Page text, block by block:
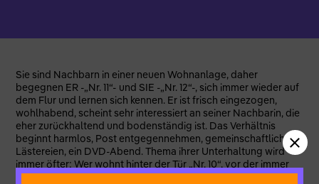
Sie sind Nachbarn in einer neuen Wohnanlage, daher
begegnen ER -„Nr. 11“- und SIE -„Nr. 12“-, sich immer wieder auf
dem Flur und lernen sich kennen. Er ist frisch eingezogen,
wohlhabend, scheint sehr interessiert an seiner Nachbarin, die
eher zurückhaltend und bodenständig ist. Das Verhältnis
beginnt harmlos, Post entgegennehmen, gemeinschaftliche
Lästereien, ein DVD-Abend. Thema ihrer Unterhaltung wird
immer öfter: Wer wohnt hinter der Tür „Nr. 10“, vor der immer
wieder volle Müllsäcke stehen. Diese werden bald zum Stein